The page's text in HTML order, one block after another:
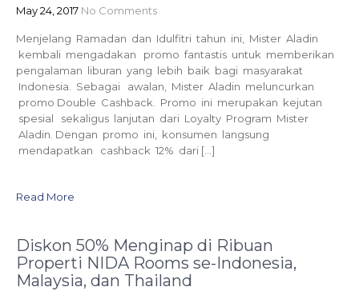
May 24, 2017 No Comments
Menjelang Ramadan dan Idulfitri tahun ini, Mister Aladin
kembali mengadakan promo fantastis untuk memberikan
pengalaman liburan yang lebih baik bagi masyarakat
Indonesia. Sebagai awalan, Mister Aladin meluncurkan
promo Double Cashback. Promo ini merupakan kejutan
spesial sekaligus lanjutan dari Loyalty Program Mister
Aladin. Dengan promo ini, konsumen langsung
mendapatkan cashback 12% dari […]
Read More
Diskon 50% Menginap di Ribuan
Properti NIDA Rooms se-Indonesia,
Malaysia, dan Thailand